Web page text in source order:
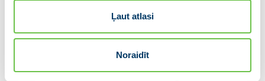
Ļaut atlasi
Noraidīt
Valsts prezidenta kanceleja